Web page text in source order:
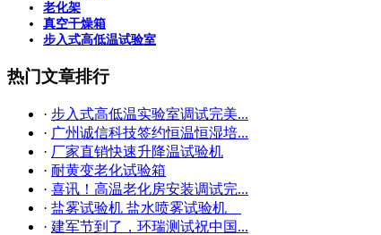
老化架
真空干燥箱
步入式高低温试验室
热门文章排行
· 步入式高低温实验室调试完美...
· 广州诚信科技签约恒温恒湿培...
· 厂家直销快速升降温试验机
· 耐黄变老化试验箱
· 喜讯！高温老化房安装调试完...
· 盐雾试验机 盐水喷雾试验机
· 建军节到了，环瑞测试祝中国...